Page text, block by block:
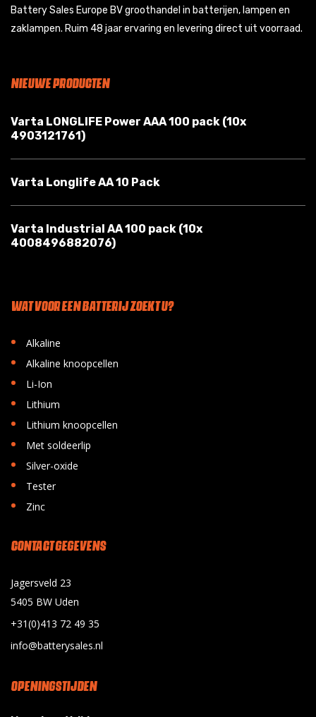
Battery Sales Europe BV groothandel in batterijen, lampen en
zaklampen. Ruim 48 jaar ervaring en levering direct uit voorraad.
NIEUWE PRODUCTEN
Varta LONGLIFE Power AAA 100 pack (10x
4903121761)
Varta Longlife AA 10 Pack
Varta Industrial AA 100 pack (10x
4008496882076)
WAT VOOR EEN BATTERIJ ZOEKT U?
• Alkaline
• Alkaline knoopcellen
• Li-Ion
• Lithium
• Lithium knoopcellen
• Met soldeerlip
• Silver-oxide
• Tester
• Zinc
CONTACT GEGEVENS
Jagersveld 23
5405 BW Uden
+31(0)413 72 49 35
info@batterysales.nl
OPENINGSTIJDEN